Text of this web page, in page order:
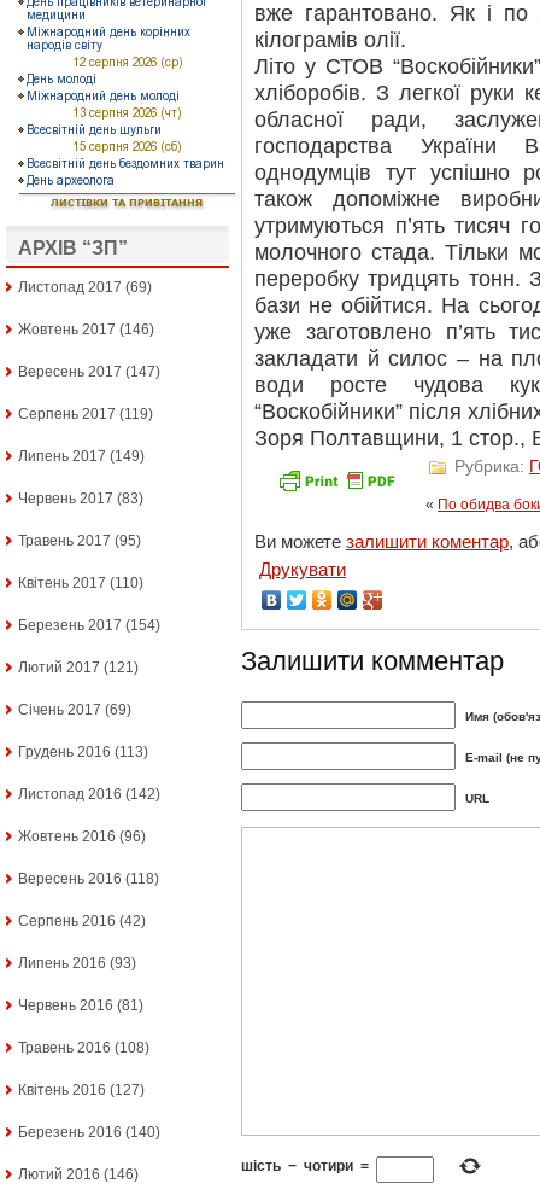
АРХІВ “ЗП”
Листопад 2017 (69)
Жовтень 2017 (146)
Вересень 2017 (147)
Серпень 2017 (119)
Липень 2017 (149)
Червень 2017 (83)
Травень 2017 (95)
Квітень 2017 (110)
Березень 2017 (154)
Лютий 2017 (121)
Січень 2017 (69)
Грудень 2016 (113)
Листопад 2016 (142)
Жовтень 2016 (96)
Вересень 2016 (118)
Серпень 2016 (42)
Липень 2016 (93)
Червень 2016 (81)
Травень 2016 (108)
Квітень 2016 (127)
Березень 2016 (140)
Лютий 2016 (146)
вже гарантовано. Як і по
кілограмів олії.
Літо у СТОВ
хліборобів. З легкої руки
обласної ради,
господарства України
однодумців тут успішно
також допоміжне
утримуються п’ять тисяч
молочного стада. Тільки
переробку тридцять тонн.
бази не обійтися. На
уже заготовлено п’ять
закладати й силос – на
води росте чудова
“Воскобійники” після
Зоря Полтавщини, 1 стор.,
Рубрика:
« По обидва
Ви можете залишити коментар,
Друкувати
Залишити комментар
Имя
E-mail (не
URL
шість − чотири =